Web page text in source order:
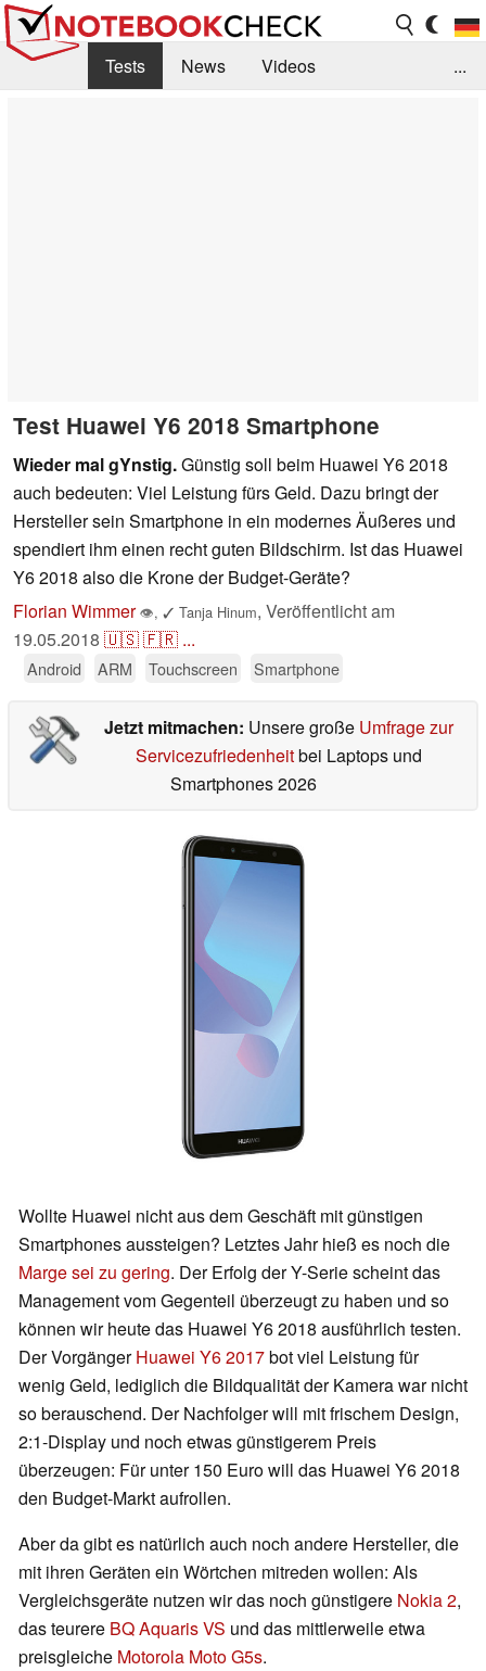
Tests News
Videos
...
Test Huawei Y6 2018 Smartphone
Wieder mal gYnstig.Günstig soll beim Huawei Y6 2018
auch bedeuten: Viel Leistung fürs Geld. Dazu bringt der
Hersteller sein Smartphone in ein modernes Äußeres und
spendiert ihm einen recht guten Bildschirm. Ist das Huawei
Y6 2018 also die Krone der Budget-Geräte?
Florian Wimmer 👁, ✓ Tanja Hinum, Veröffentlicht am
19.05.2018 🇺🇸🇫🇷 ...
Android ARM Touchscreen Smartphone
Jetzt mitmachen: Unsere große Umfrage zur
Servicezufriedenheitbei Laptops und
Smartphones 2026
Wollte Huawei nicht aus dem Geschäft mit günstigen
Smartphones aussteigen? Letztes Jahr hieß es noch die
Marge sei zu gering. Der Erfolg der Y-Serie scheint das
Management vom Gegenteil überzeugt zu haben und so
können wir heute das Huawei Y6 2018 ausführlich testen.
Der VorgängerHuawei Y6 2017bot viel Leistung für
wenig Geld, lediglich die Bildqualität der Kamera war nicht
so berauschend. Der Nachfolger will mit frischem Design,
2:1-Display und noch etwas günstigerem Preis
überzeugen: Für unter 150 Euro will das Huawei Y6 2018
den Budget-Markt aufrollen.
Aber da gibt es natürlich auch noch andere Hersteller, die
mit ihren Geräten ein Wörtchen mitreden wollen: Als
Vergleichsgeräte nutzen wir das noch günstigere Nokia 2,
das teurere BQ Aquaris VS und das mittlerweile etwa
preisgleiche Motorola Moto G5s.